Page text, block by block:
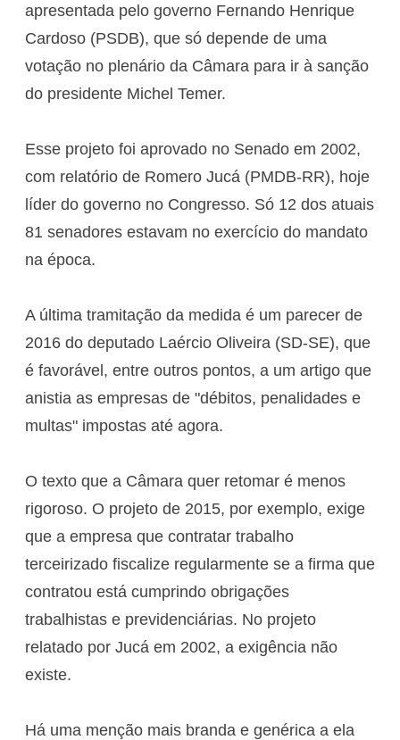
apresentada pelo governo Fernando Henrique
Cardoso (PSDB), que só depende de uma
votação no plenário da Câmara para ir à sanção
do presidente Michel Temer.
Esse projeto foi aprovado no Senado em 2002,
com relatório de Romero Jucá (PMDB-RR), hoje
líder do governo no Congresso. Só 12 dos atuais
81 senadores estavam no exercício do mandato
na época.
A última tramitação da medida é um parecer de
2016 do deputado Laércio Oliveira (SD-SE), que
é favorável, entre outros pontos, a um artigo que
anistia as empresas de "débitos, penalidades e
multas" impostas até agora.
O texto que a Câmara quer retomar é menos
rigoroso. O projeto de 2015, por exemplo, exige
que a empresa que contratar trabalho
terceirizado fiscalize regularmente se a firma que
contratou está cumprindo obrigações
trabalhistas e previdenciárias. No projeto
relatado por Jucá em 2002, a exigência não
existe.
Há uma menção mais branda e genérica a ela